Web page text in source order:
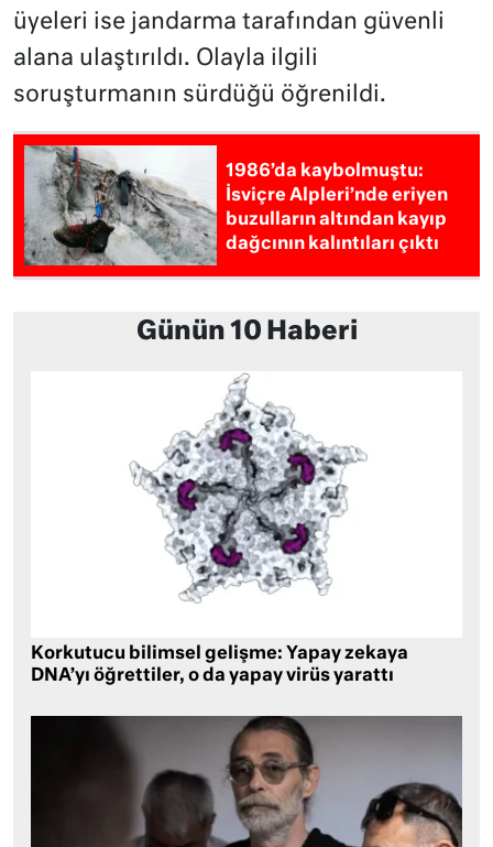
üyeleri ise jandarma tarafından güvenli
alana ulaştırıldı. Olayla ilgili
soruşturmanın sürdüğü öğrenildi.
1986’da kaybolmuştu:
İsviçre Alpleri’nde eriyen
buzulların altından kayıp
dağcının kalıntıları çıktı
Günün 10 Haberi
Korkutucu bilimsel gelişme: Yapay zekaya
DNA’yı öğrettiler, o da yapay virüs yarattı